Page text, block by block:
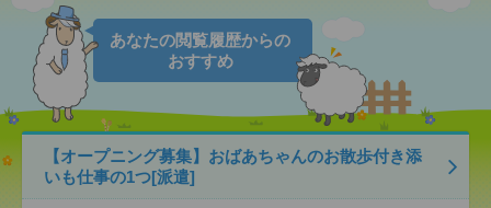
あなたの閲覧履歴からの
おすすめ
【オープニング募集】おばあちゃんのお散歩付き添
いも仕事の1つ[派遣]